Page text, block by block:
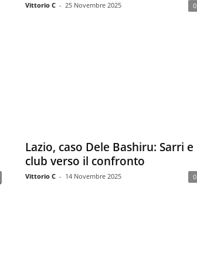
Vittorio C - 25 Novembre 2025 0
Lazio, caso Dele Bashiru: Sarri e
club verso il confronto
Vittorio C - 14 Novembre 2025 0